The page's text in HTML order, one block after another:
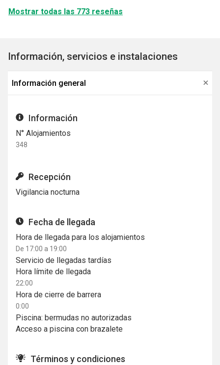
Mostrar todas las 773 reseñas
Información, servicios e instalaciones
Información general
Información
N° Alojamientos
348
Recepción
Vigilancia nocturna
Fecha de llegada
Hora de llegada para los alojamientos
De 17:00 a 19:00
Servicio de llegadas tardías
Hora límite de llegada
22:00
Hora de cierre de barrera
0:00
Piscina: bermudas no autorizadas
Acceso a piscina con brazalete
Términos y condiciones